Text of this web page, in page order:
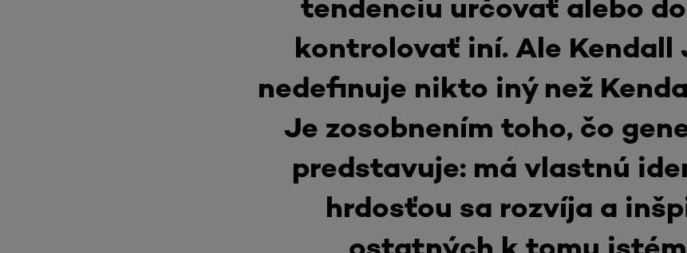
tendenciu určovať alebo
kontrolovať iní. Ale Kendall
nedefinuje nikto iný než
Je zosobnením toho, čo
predstavuje: má vlastnú
hrdosťou sa rozvíja a